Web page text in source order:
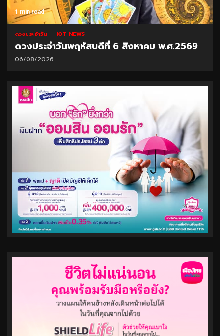
1 min read
ดวงประจำวัน HOT NEWS
ดวงประจำวันพฤหัสบดีที่ 6 สิงหาคม พ.ศ.2569
06/08/2026